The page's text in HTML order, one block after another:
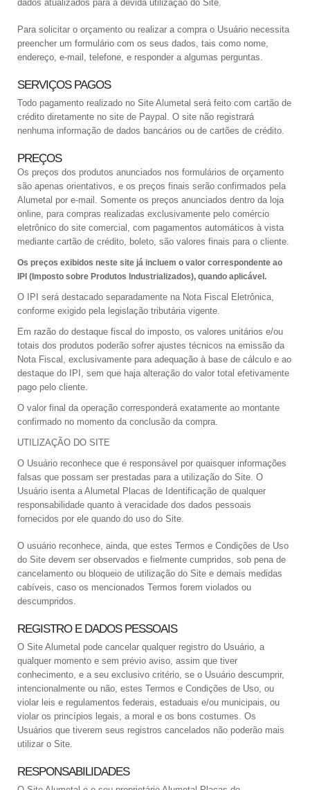
dados atualizados para a devida utilização do Site.
Para solicitar o orçamento ou realizar a compra o Usuário necessita
preencher um formulário com os seus dados, tais como nome,
endereço, e-mail, telefone, e responder a algumas perguntas.
SERVIÇOS PAGOS
Todo pagamento realizado no Site Alumetal será feito com cartão de
crédito diretamente no site de Paypal. O site não registrará
nenhuma informação de dados bancários ou de cartões de crédito.
PREÇOS
Os preços dos produtos anunciados nos formulários de orçamento
são apenas orientativos, e os preços finais serão confirmados pela
Alumetal por e-mail. Somente os preços anunciados dentro da loja
online, para compras realizadas exclusivamente pelo comércio
eletrônico do site comercial, com pagamentos automáticos à vista
mediante cartão de crédito, boleto, são valores finais para o cliente.
Os preços exibidos neste site já incluem o valor correspondente ao
IPI (Imposto sobre Produtos Industrializados), quando aplicável.
O IPI será destacado separadamente na Nota Fiscal Eletrônica,
conforme exigido pela legislação tributária vigente.
Em razão do destaque fiscal do imposto, os valores unitários e/ou
totais dos produtos poderão sofrer ajustes técnicos na emissão da
Nota Fiscal, exclusivamente para adequação à base de cálculo e ao
destaque do IPI, sem que haja alteração do valor total efetivamente
pago pelo cliente.
O valor final da operação corresponderá exatamente ao montante
confirmado no momento da conclusão da compra.
UTILIZAÇÃO DO SITE
O Usuário reconhece que é responsável por quaisquer informações
falsas que possam ser prestadas para a utilização do Site. O
Usuário isenta a Alumetal Placas de Identificação de qualquer
responsabilidade quanto à veracidade dos dados pessoais
fornecidos por ele quando do uso do Site.
O usuário reconhece, ainda, que estes Termos e Condições de Uso
do Site devem ser observados e fielmente cumpridos, sob pena de
cancelamento ou bloqueio de utilização do Site e demais medidas
cabíveis, caso os mencionados Termos forem violados ou
descumpridos.
REGISTRO E DADOS PESSOAIS
O Site Alumetal pode cancelar qualquer registro do Usuário, a
qualquer momento e sem prévio aviso, assim que tiver
conhecimento, e a seu exclusivo critério, se o Usuário descumprir,
intencionalmente ou não, estes Termos e Condições de Uso, ou
violar leis e regulamentos federais, estaduais e/ou municipais, ou
violar os princípios legais, a moral e os bons costumes. Os
Usuários que tiverem seus registros cancelados não poderão mais
utilizar o Site.
RESPONSABILIDADES